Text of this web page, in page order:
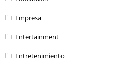
Empresa
Entertainment
Entretenimiento